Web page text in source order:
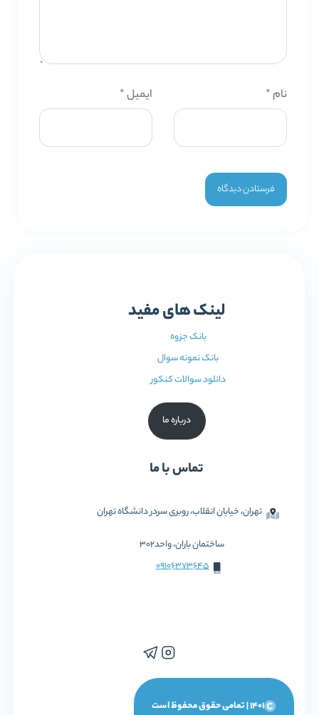
نام * ایمیل*
لینک های مفید
بانک جزوه
بانک نمونه سوال
دانلود سوالات کنکور
درباره ما
تماس با ما
تهران، خیابان انقلاب، روبری سردر دانشگاه تهران
ساختمان باران، واحد302
09106373645
1401 | تمامی حقوق محفوظ است